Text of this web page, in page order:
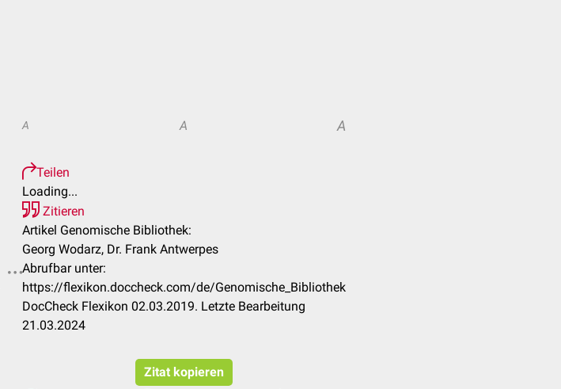
A A A
Teilen
Loading...
Zitieren
Artikel Genomische Bibliothek:
Georg Wodarz, Dr. Frank Antwerpes
Abrufbar unter:
https://flexikon.doccheck.com/de/Genomische_Bibliothek
DocCheck Flexikon 02.03.2019. Letzte Bearbeitung
21.03.2024
Zitat kopieren